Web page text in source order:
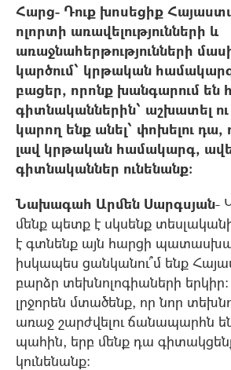
Հարց- Դուք խոսեցիք
ոլորտի առավելությունների և
առաջնահերթությունների
կարծում՝ կրթական
բացեր, որոնք խանգարում են
գիտնականներին՝ աշխատել ու
կարող ենք անել՝ փոխելու դա,
լավ կրթական համակարգ,
գիտնականներ ունենանք:
Նախագահ Արմեն Սարգսյան-
մենք պետք է սկսենք
է գտնենք այն հարցի
իսկապես ցանկանու՞մ ենք
բարձր տեխնոլոգիաների
լրջորեն մտածենք, որ նոր
առաջ շարժվելու ճանապարհն
պահին, երբ մենք դա
կունենանք: